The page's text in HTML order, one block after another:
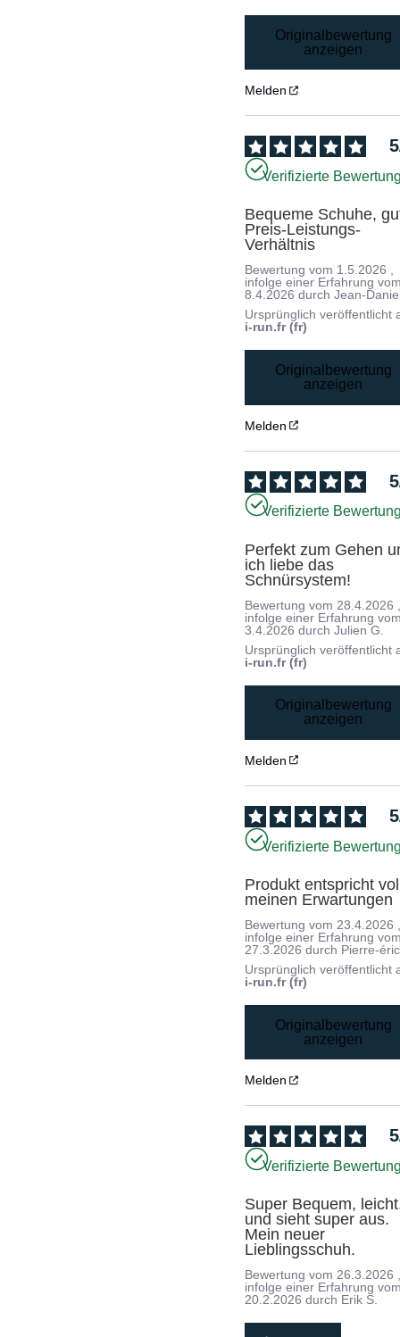
Originalbewertung
anzeigen
Melden
5
Verifizierte
Bequeme Schuhe,
Preis-Leistungs-
Verhältnis
Bewertung vom 1.5.2026 ,
infolge einer Erfahrung
8.4.2026 durchJean-
Ursprünglich veröffentlicht
i-run.fr (fr)
Originalbewertung
anzeigen
Melden
5
Verifizierte
Perfekt zum Gehen
ich liebe das
Schnürsystem!
Bewertung vom 28.4.2026
infolge einer Erfahrung
3.4.2026 durchJulien G.
Ursprünglich veröffentlicht
i-run.fr (fr)
Originalbewertung
anzeigen
Melden
5
Verifizierte
Produkt entspricht
meinen Erwartungen
Bewertung vom 23.4.2026
infolge einer Erfahrung
27.3.2026 durch Pierre-
Ursprünglich veröffentlicht
i-run.fr (fr)
Originalbewertung
anzeigen
Melden
5
Verifizierte
Super Bequem,
und sieht super aus.
Mein neuer
Lieblingsschuh.
Bewertung vom26.3.2026
infolge einer Erfahrung
20.2.2026 durch Erik S.